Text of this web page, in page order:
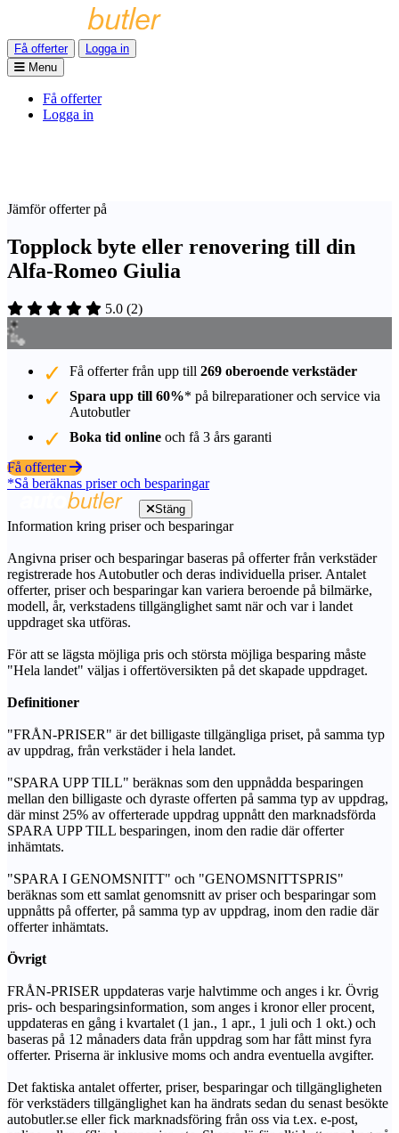
Få offerter
Logga in
Menu
Få offerter
Logga in
Jämför offerter på
Topplock byte eller renovering till din
Alfa-Romeo Giulia
5.0 (2)
Få offerter från upp till 269 oberoende verkstäder
Spara upp till 60%* på bilreparationer och service via
Autobutler
Boka tid online och få 3 års garanti
Få offerter
*Så beräknas priser och besparingar
Stäng
Information kring priser och besparingar
Angivna priser och besparingar baseras på offerter från verkstäder
registrerade hos Autobutler och deras individuella priser. Antalet
offerter, priser och besparingar kan variera beroende på bilmärke,
modell, år, verkstadens tillgänglighet samt när och var i landet
uppdraget ska utföras.
För att se lägsta möjliga pris och största möjliga besparing måste
"Hela landet" väljas i offertöversikten på det skapade uppdraget.
Definitioner
"FRÅN-PRISER" är det billigaste tillgängliga priset, på samma typ
av uppdrag, från verkstäder i hela landet.
"SPARA UPP TILL" beräknas som den uppnådda besparingen
mellan den billigaste och dyraste offerten på samma typ av uppdrag,
där minst 25% av offerterade uppdrag uppnått den marknadsförda
SPARA UPP TILL besparingen, inom den radie där offerter
inhämtats.
"SPARA I GENOMSNITT" och "GENOMSNITTSPRIS"
beräknas som ett samlat genomsnitt av priser och besparingar som
uppnåtts på offerter, på samma typ av uppdrag, inom den radie där
offerter inhämtats.
Övrigt
FRÅN-PRISER uppdateras varje halvtimme och anges i kr. Övrig
pris- och besparingsinformation, som anges i kronor eller procent,
uppdateras en gång i kvartalet (1 jan., 1 apr., 1 juli och 1 okt.) och
baseras på 12 månaders data från uppdrag som har fått minst fyra
offerter. Priserna är inklusive moms och andra eventuella avgifter.
Det faktiska antalet offerter, priser, besparingar och tillgängligheten
för verkstäders tillgänglighet kan ha ändrats sedan du senast besökte
autobutler.se eller fick marknadsföring från oss via t.ex. e-post,